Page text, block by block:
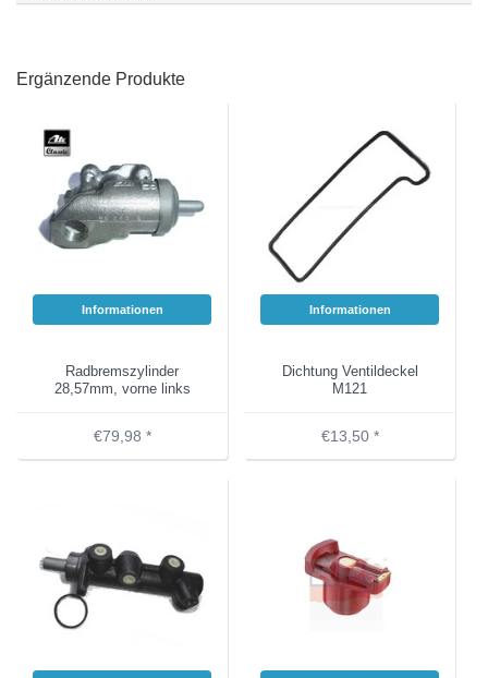
Ergänzende Produkte
Informationen
Radbremszylinder
28,57mm, vorne links
€79,98 *
Informationen
Dichtung Ventildeckel
M121
€13,50 *